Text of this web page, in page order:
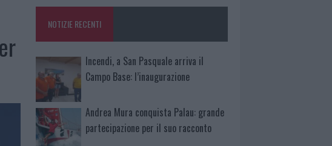
NOTIZIE RECENTI
Incendi, a San Pasquale arriva il
Campo Base: l’inaugurazione
Andrea Mura conquista Palau: grande
partecipazione per il suo racconto